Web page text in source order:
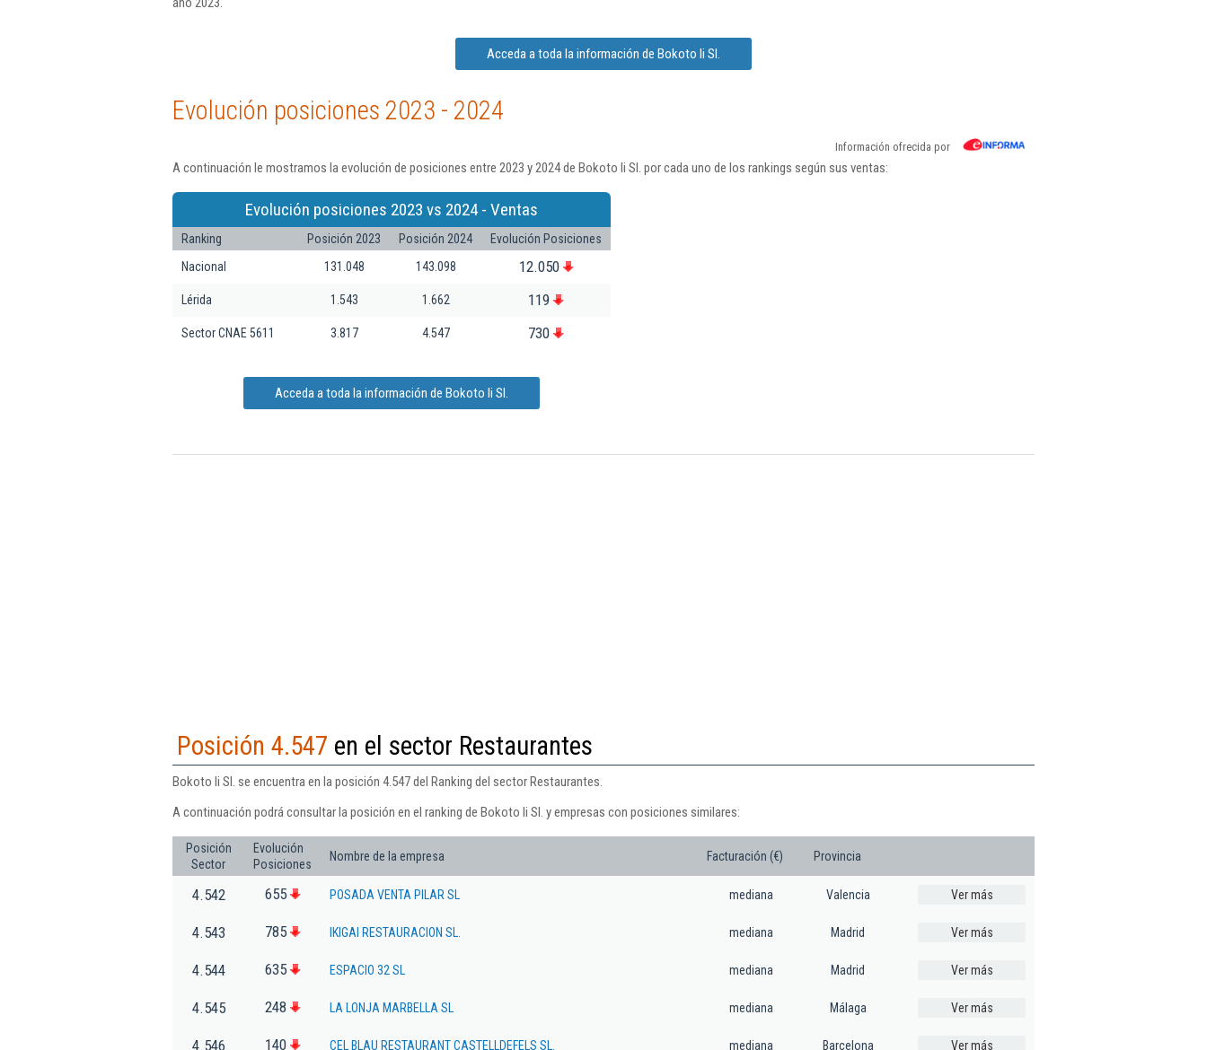
Acceda a toda la información de Bokoto Ii Sl.
Evolución posiciones 2023 - 2024
Información ofrecida por
A continuación le mostramos la evolución de posiciones entre 2023 y 2024 de Bokoto Ii Sl. por cada uno de los rankings según sus ventas:
Evolución posiciones 2023 vs 2024 - Ventas
Ranking Posición 2023 Posición 2024
Evolución Posiciones
Nacional
131.048 143.098 12.050
Lérida 1.543 1.662 119
Sector CNAE 5611 3.817 4.547 730
Acceda a toda la información de Bokoto Ii Sl.
Posición 4.547 en el sector Restaurantes
Bokoto Ii Sl. se encuentra en la posición 4.547 del Ranking del sector Restaurantes.
A continuación podrá consultar la posición en el ranking de Bokoto Ii Sl. y empresas con posiciones similares:
Posición
Sector
Evolución
Posiciones
Nombre de la empresa Facturación (€) Provincia
4.542 655 POSADA VENTA PILAR SL mediana Valencia Ver más
4.543 785 IKIGAI RESTAURACION SL. mediana Madrid Ver más
4.544 635 ESPACIO 32 SL mediana Madrid Ver más
4.545 248 LA LONJA MARBELLA SL mediana Málaga Ver más
4.546 140 CEL BLAU RESTAURANT CASTELLDEFELS SL. mediana Barcelona Ver más